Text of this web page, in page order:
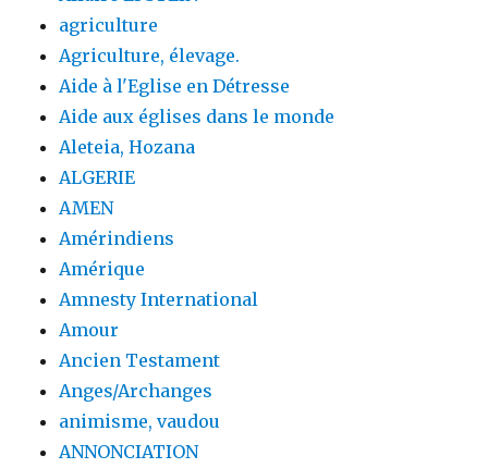
agriculture
Agriculture, élevage.
Aide à l'Eglise en Détresse
Aide aux églises dans le monde
Aleteia, Hozana
ALGERIE
AMEN
Amérindiens
Amérique
Amnesty International
Amour
Ancien Testament
Anges/Archanges
animisme, vaudou
ANNONCIATION